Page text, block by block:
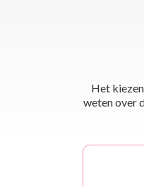
Het
weten over